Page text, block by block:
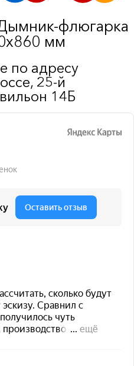
флюгарка
мм
по адресу
25-й
14Б